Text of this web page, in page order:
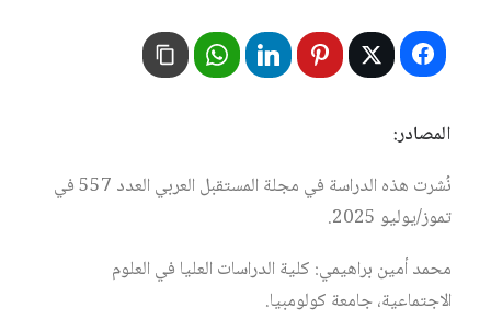
المصادر:
نُشرت هذه الدراسة في مجلة المستقبل العربي العدد 557 في
تموز/يوليو 2025.
محمد أمين براهيمي: كلية الدراسات العليا في العلوم
الاجتماعية، جامعة كولومبيا.